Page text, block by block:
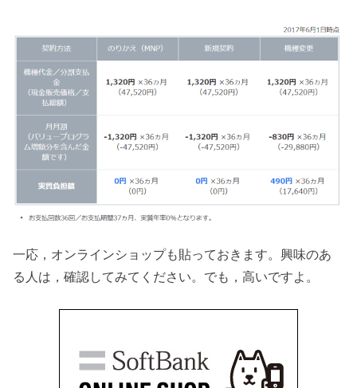
一応，オンラインショップも貼っておきます。興味のあ
る人は，確認してみてください。でも，高いですよ。